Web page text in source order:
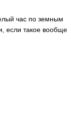
час по земным
если такое вообще